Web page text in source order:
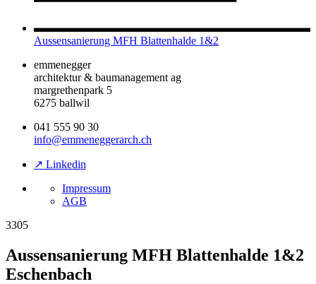
Aussensanierung MFH Blattenhalde 1&2
emmenegger
architektur & baumanagement ag
margrethenpark 5
6275 ballwil
041 555 90 30
info@emmeneggerarch.ch
↗ Linkedin
Impressum
AGB
3305
Aussensanierung MFH Blattenhalde 1&2
Eschenbach